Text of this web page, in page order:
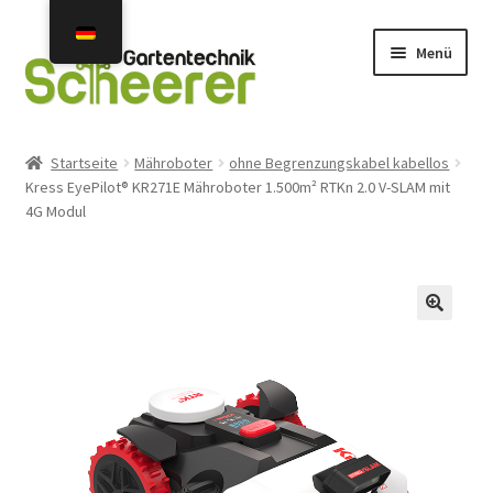
Navigation
springen
Inhalt
springen
Menü
Angebote
Mähroboter Zubehör Ersatzteile
Installation Service Reparatur
Startseite Mähroboter
ohne Begrenzungskabel kabellos
Kress EyePilot® KR271E Mähroboter 1.500m² RTKn 2.0 V-SLAM mit
4G Modul